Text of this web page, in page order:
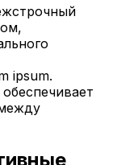
ipsum.